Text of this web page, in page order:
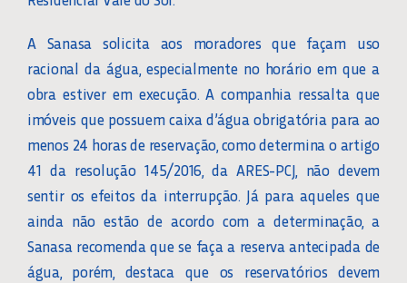
A Sanasa solicita aos moradores que façam uso
racional da água, especialmente no horário em que a
obra estiver em execução. A companhia ressalta que
imóveis que possuem caixa d’água obrigatória para ao
menos 24 horas de reservação, como determina o artigo
41 da resolução 145/2016, da ARES-PCJ, não devem
sentir os efeitos da interrupção. Já para aqueles que
ainda não estão de acordo com a determinação, a
Sanasa recomenda que se faça a reserva antecipada de
água, porém, destaca que os reservatórios devem